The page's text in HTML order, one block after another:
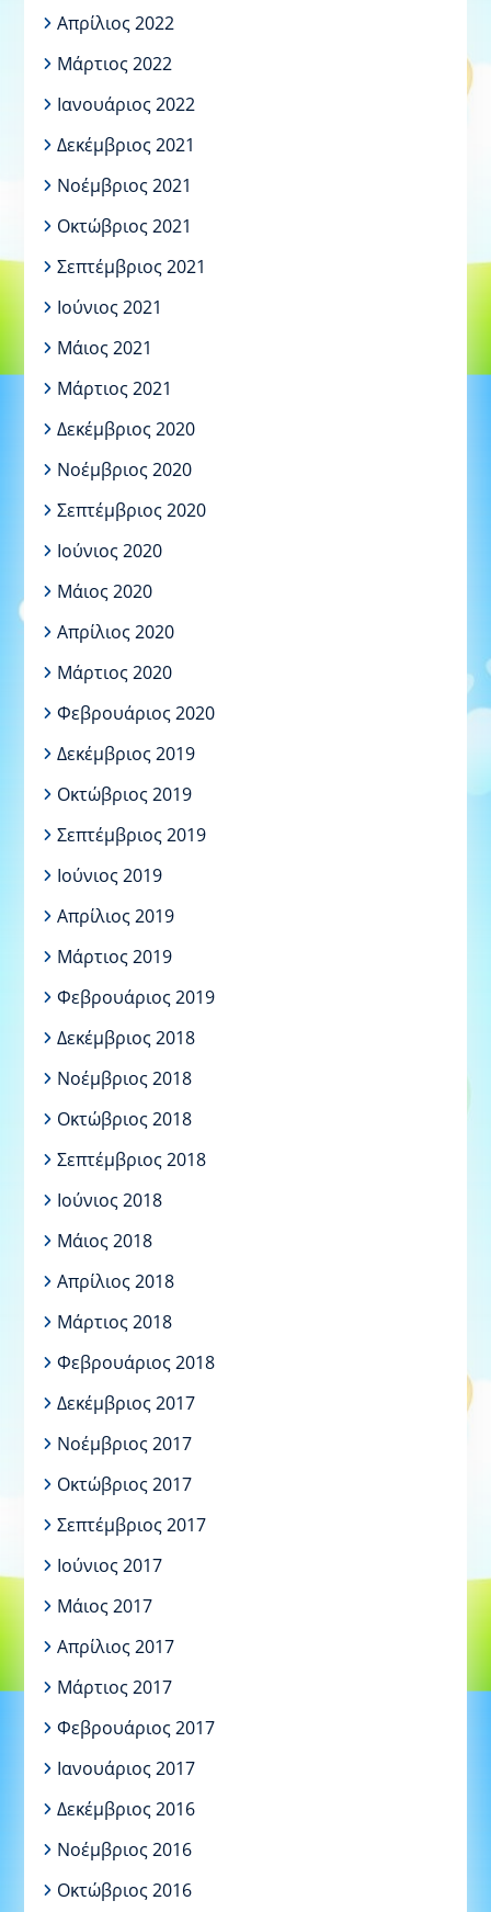
Απρίλιος 2022
Μάρτιος 2022
Ιανουάριος 2022
Δεκέμβριος 2021
Νοέμβριος 2021
Οκτώβριος 2021
Σεπτέμβριος 2021
Ιούνιος 2021
Μάιος 2021
Μάρτιος 2021
Δεκέμβριος 2020
Νοέμβριος 2020
Σεπτέμβριος 2020
Ιούνιος 2020
Μάιος 2020
Απρίλιος 2020
Μάρτιος 2020
Φεβρουάριος 2020
Δεκέμβριος 2019
Οκτώβριος 2019
Σεπτέμβριος 2019
Ιούνιος 2019
Απρίλιος 2019
Μάρτιος 2019
Φεβρουάριος 2019
Δεκέμβριος 2018
Νοέμβριος 2018
Οκτώβριος 2018
Σεπτέμβριος 2018
Ιούνιος 2018
Μάιος 2018
Απρίλιος 2018
Μάρτιος 2018
Φεβρουάριος 2018
Δεκέμβριος 2017
Νοέμβριος 2017
Οκτώβριος 2017
Σεπτέμβριος 2017
Ιούνιος 2017
Μάιος 2017
Απρίλιος 2017
Μάρτιος 2017
Φεβρουάριος 2017
Ιανουάριος 2017
Δεκέμβριος 2016
Νοέμβριος 2016
Οκτώβριος 2016